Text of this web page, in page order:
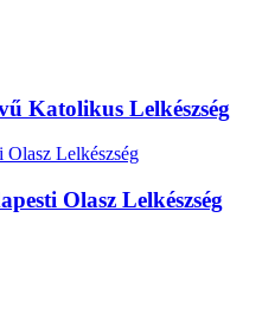
Katolikus Lelkészség
Olasz Lelkészség